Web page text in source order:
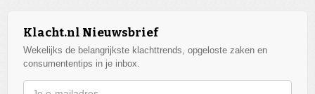
Klacht.nl Nieuwsbrief
Wekelijks de belangrijkste klachttrends, opgeloste zaken en
consumententips in je inbox.